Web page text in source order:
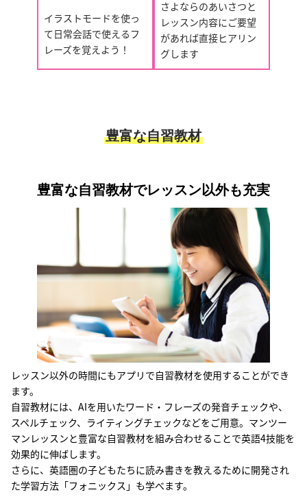
イラストモードを使っ
て日常会話で使えるフ
レーズを覚えよう！
さよならのあいさつと
レッスン内容にご要望
があれば直接ヒアリン
グします
豊富な自習教材
豊富な自習教材でレッスン以外も充実
レッスン以外の時間にもアプリで自習教材を使用することができ
ます。
自習教材には、AIを用いたワード・フレーズの発音チェックや、
スペルチェック、ライティングチェックなどをご用意。マンツー
マンレッスンと豊富な自習教材を組み合わせることで英語4技能を
効果的に伸ばします。
さらに、英語圏の子どもたちに読み書きを教えるために開発され
た学習方法「フォニックス」も学べます。